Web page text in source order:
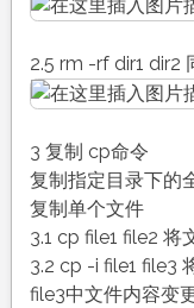
2.5 rm -rf dir1 dir2
3 复制 cp命令
复制指定目录下的
复制单个文件
3.1 cp file1 file2 将
3.2 cp -i file1 file3
file3中文件内容变